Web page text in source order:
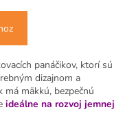
panáčikov, ktorí sú
dizajnom a
má mäkkú, bezpečnú
ideálne na rozvoj jemnej